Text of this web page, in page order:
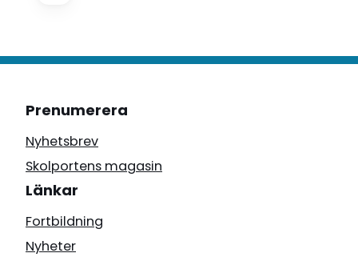
Prenumerera
Nyhetsbrev
Skolportens magasin
Länkar
Fortbildning
Nyheter